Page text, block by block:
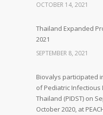
OCTOBER 14, 2021
Thailand Expanded
2021
SEPTEMBER 8, 2021
Biovalys participated
of Pediatric Infectious
Thailand (PIDST) on
October 2020, at